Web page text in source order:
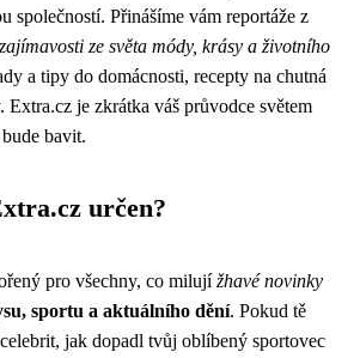
společností. Přinášíme vám reportáže z
zajímavosti ze světa módy, krásy a životního
a tipy do domácnosti, recepty na chutná
je zkrátka váš průvodce světem
bavit.
určen?
pro všechny, co milujížhavé novinky
sportu a aktuálního dění. Pokud tě
jak dopadl tvůj oblíbený sportovec